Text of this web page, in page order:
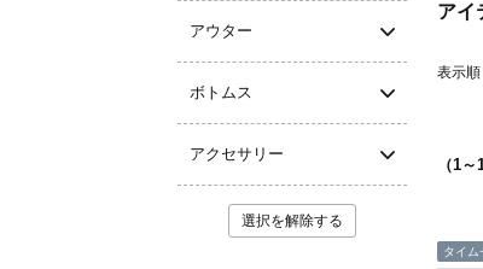
アウター
ボトムス
アクセサリー
選択を解除する
アイ
表示順
（1～
タイム